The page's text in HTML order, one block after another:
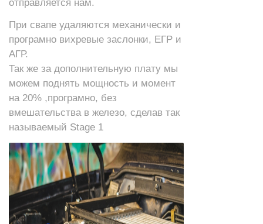
отправляется нам.
При свапе удаляются механически и
програмно вихревые заслонки, ЕГР и
АГР.
Так же за дополнительную плату мы
можем поднять мощность и момент
на 20% ,програмно, без
вмешательства в железо, сделав так
называемый Stage 1